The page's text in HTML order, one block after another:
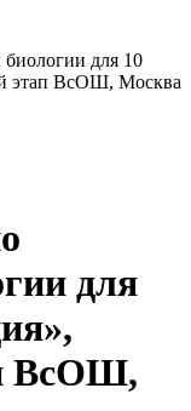
для 10
этап ВсОШ, Москва
для
ВсОШ,